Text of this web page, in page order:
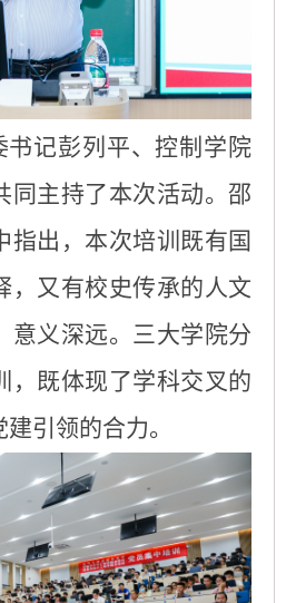
书记彭列平、控制学院
同主持了本次活动。邵
指出，本次培训既有国
，又有校史传承的人文
意义深远。三大学院分
，既体现了学科交叉的
引领的合力。